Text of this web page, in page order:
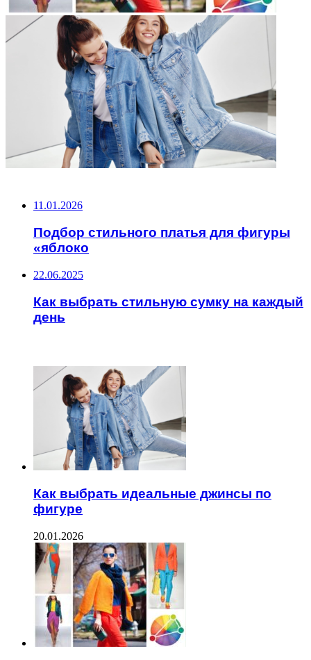
11.01.2026
Подбор стильного платья для фигуры
«яблоко
22.06.2025
Как выбрать стильную сумку на каждый
день
Как выбрать идеальные джинсы по
фигуре
20.01.2026